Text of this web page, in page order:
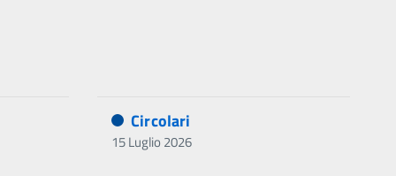
Circolari
15 Luglio 2026